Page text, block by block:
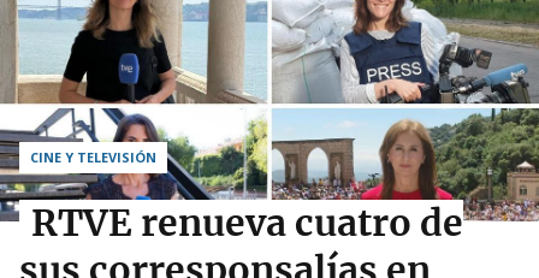
CINE Y TELEVISIÓN
RTVE renueva cuatro de